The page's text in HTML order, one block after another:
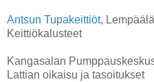
Antsun Tupakeittiöt, Lempäälä
Keittiökalusteet
Kangasalan
Lattian oikaisu ja tasoitukset